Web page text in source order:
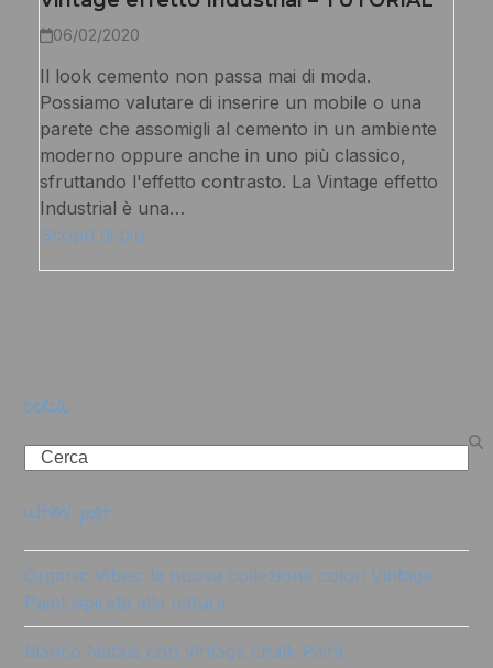
06/02/2020
Il look cemento non passa mai di moda.
Possiamo valutare di inserire un mobile o una
parete che assomigli al cemento in un ambiente
moderno oppure anche in uno più classico,
sfruttando l'effetto contrasto. La Vintage effetto
Industrial è una…
Scopri di più
cerca
Search
ultimi post
Organic Vibes: la nuova collezione colori Vintage
Paint ispirata alla natura
Bianco Natale con Vintage chalk Paint